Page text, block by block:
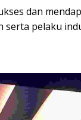
dan
serta pelaku